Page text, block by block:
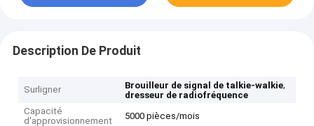
Description De Produit
Surligner Brouilleur de signal de talkie-walkie,
dresseur de radiofréquence
Capacité
d'approvisionnement
5000 pièces/mois